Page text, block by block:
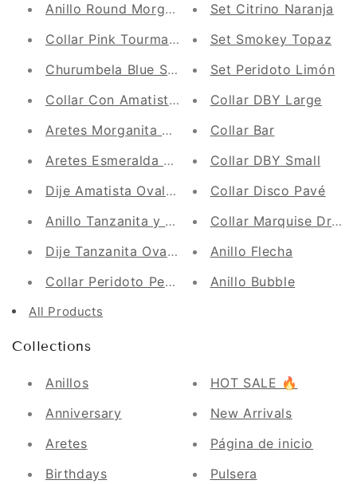
Anillo Round Morganite Diamond Halo
Collar Pink Tourmaline
Churumbela Blue Sapphire
Collar Con Amatista Redonda y Halo Diamantes
Aretes Morganita Redonda y Halo de
Aretes Esmeralda y Diamante
Dije Amatista Oval y Diamante
Anillo Tanzanita y Diamante
Dije Tanzanita Oval y Diamante
Collar Peridoto Pear Cut y Diamantes
Set Citrino Naranja
Set Smokey Topaz
Set Peridoto Limón
Collar DBY Large
Collar Bar
Collar DBY Small
Collar Disco Pavé
Collar Marquise
Anillo Flecha
Anillo Bubble
All Products
Collections
Anillos
Anniversary
Aretes
Birthdays
HOT SALE 🔥
New Arrivals
Página de inicio
Pulsera